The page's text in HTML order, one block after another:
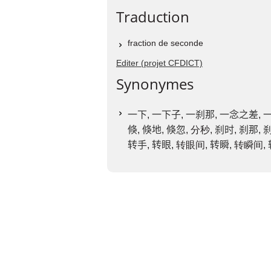
Traduction
fraction de seconde
Editer (projet CFDICT)
Synonymes
一下, 一下子, 一刹那, 一念之差,
倏, 倏地, 倏忽, 分秒, 刹时, 刹那,
转手, 转眼, 转眼间, 转瞬, 转瞬间,